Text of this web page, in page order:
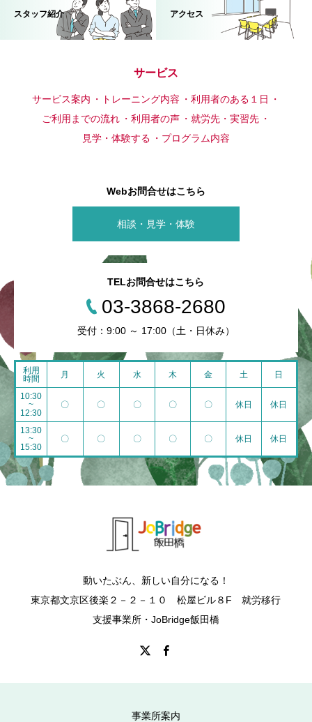
スタッフ紹介 アクセス
サービス
サービス案内 トレーニング内容
利用者のある１日
ご利用までの流れ
利用者の声
就労先・実習先
見学・体験する
プログラム内容
Webお問合せはこちら
相談・見学・体験
TELお問合せはこちら
03-3868-2680
受付：9:00 ～ 17:00（土・日休み）
利用
時間
月 火 水 木 金 土 日
10:30
~
12:30
〇 〇 〇 〇 〇 休日 休日
13:30
~
15:30
〇 〇 〇 〇 〇 休日 休日
動いたぶん、新しい自分になる！
東京都文京区後楽２－２－１０ 松屋ビル８F 就労移行
支援事業所・JoBridge飯田橋
事業所案内